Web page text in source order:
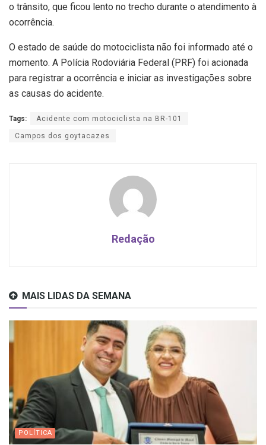
o trânsito, que ficou lento no trecho durante o atendimento à
ocorrência.
O estado de saúde do motociclista não foi informado até o
momento. A Polícia Rodoviária Federal (PRF) foi acionada
para registrar a ocorrência e iniciar as investigações sobre
as causas do acidente.
Tags: Acidente com motociclista na BR-101
Campos dos goytacazes
Redação
MAIS LIDAS DA SEMANA
POLÍTICA